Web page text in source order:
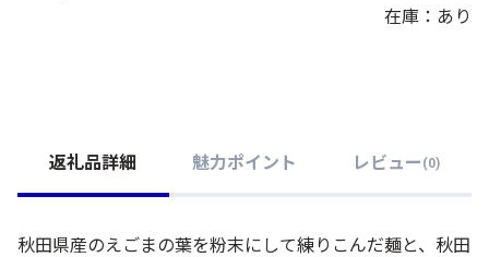
在庫：あり
返礼品詳細 魅力ポイント レビュー (0)
秋田県産のえごまの葉を粉末にして練りこんだ麺と、秋田